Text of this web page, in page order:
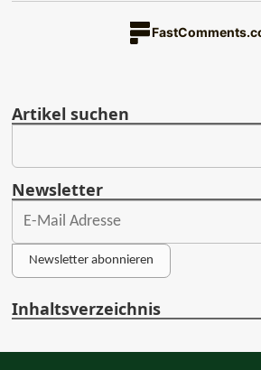
Artikel suchen
Newsletter
Newsletter abonnieren
Inhaltsverzeichnis